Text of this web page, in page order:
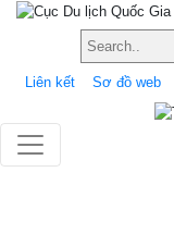
Liên kết Sơ đồ web